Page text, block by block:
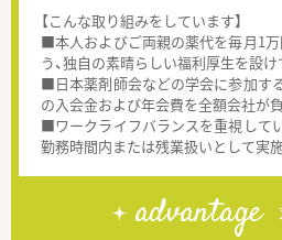
【こんな取り組みをしています】
■本人およびご両親の薬代を毎月1
う、独自の素晴らしい福利厚生を設け
■日本薬剤師会などの学会に参加す
の入会金および年会費を全額会社が
■ワークライフバランスを重視して
勤務時間内または残業扱いとして実
advantage